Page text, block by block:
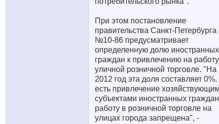
При этом постановление
правительства Санкт-Петербурга
№10-86 предусматривает
определенную долю иностранных
граждан к привлечению на
уличной розничной торговле. "На
2012 год эта доля составляет 0%.
есть привлечение
субъектами иностранных
работу в розничной торговле на
улицах города запрещена", -